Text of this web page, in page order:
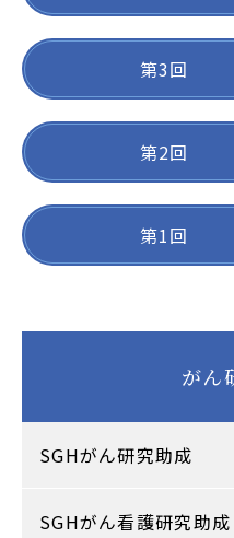
サイトマッ
お問い
第3回
第2回
第1回
がん
SGHがん研究助成
SGHがん看護研究助成